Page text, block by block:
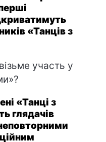
«Танців з
участь у
«Танці з
глядачів